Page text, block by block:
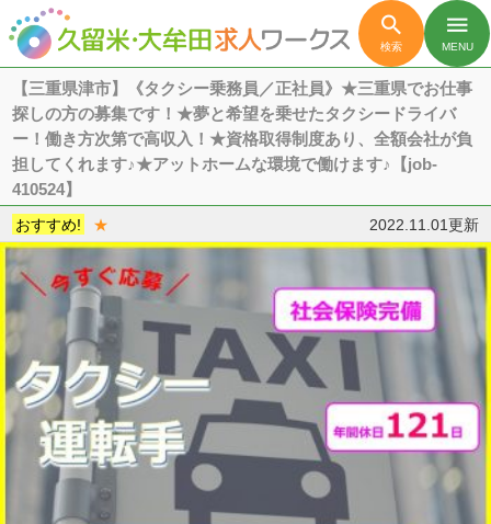

検索
menu
MENU
【三重県津市】《タクシー乗務員／正社員》★三重県でお仕事
探しの方の募集です！★夢と希望を乗せたタクシードライバ
ー！働き方次第で高収入！★資格取得制度あり、全額会社が負
担してくれます♪★アットホームな環境で働けます♪【job-
410524】
おすすめ! ★ 2022.11.01更新